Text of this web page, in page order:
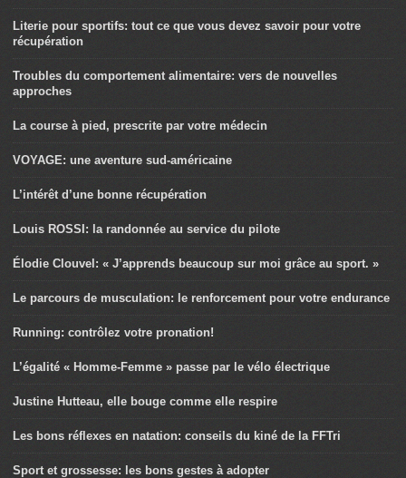
Literie pour sportifs: tout ce que vous devez savoir pour votre
récupération
Troubles du comportement alimentaire: vers de nouvelles
approches
La course à pied, prescrite par votre médecin
VOYAGE: une aventure sud-américaine
L’intérêt d’une bonne récupération
Louis ROSSI: la randonnée au service du pilote
Élodie Clouvel: « J’apprends beaucoup sur moi grâce au sport. »
Le parcours de musculation: le renforcement pour votre endurance
Running: contrôlez votre pronation!
L’égalité « Homme-Femme » passe par le vélo électrique
Justine Hutteau, elle bouge comme elle respire
Les bons réflexes en natation: conseils du kiné de la FFTri
Sport et grossesse: les bons gestes à adopter